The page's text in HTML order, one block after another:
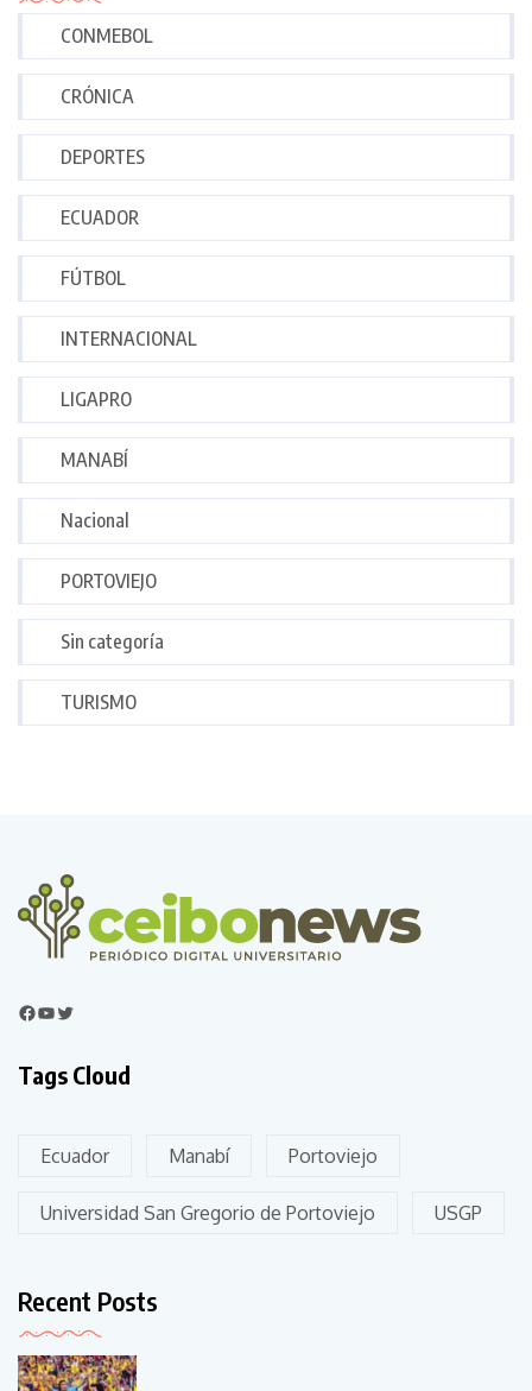
CONMEBOL
CRÓNICA
DEPORTES
ECUADOR
FÚTBOL
INTERNACIONAL
LIGAPRO
MANABÍ
Nacional
PORTOVIEJO
Sin categoría
TURISMO
Tags Cloud
Ecuador Manabí Portoviejo
Universidad San Gregorio de Portoviejo USGP
Recent Posts